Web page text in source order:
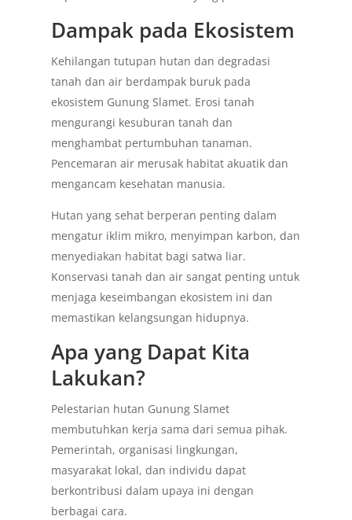
Dampak pada Ekosistem
Kehilangan tutupan hutan dan degradasi
tanah dan air berdampak buruk pada
ekosistem Gunung Slamet. Erosi tanah
mengurangi kesuburan tanah dan
menghambat pertumbuhan tanaman.
Pencemaran air merusak habitat akuatik dan
mengancam kesehatan manusia.
Hutan yang sehat berperan penting dalam
mengatur iklim mikro, menyimpan karbon, dan
menyediakan habitat bagi satwa liar.
Konservasi tanah dan air sangat penting untuk
menjaga keseimbangan ekosistem ini dan
memastikan kelangsungan hidupnya.
Apa yang Dapat Kita
Lakukan?
Pelestarian hutan Gunung Slamet
membutuhkan kerja sama dari semua pihak.
Pemerintah, organisasi lingkungan,
masyarakat lokal, dan individu dapat
berkontribusi dalam upaya ini dengan
berbagai cara.